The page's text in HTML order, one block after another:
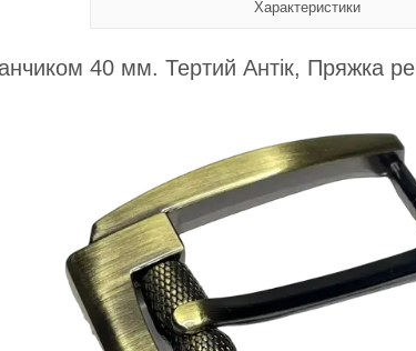
Характеристики
40 мм. Тертий Антік, Пряжка